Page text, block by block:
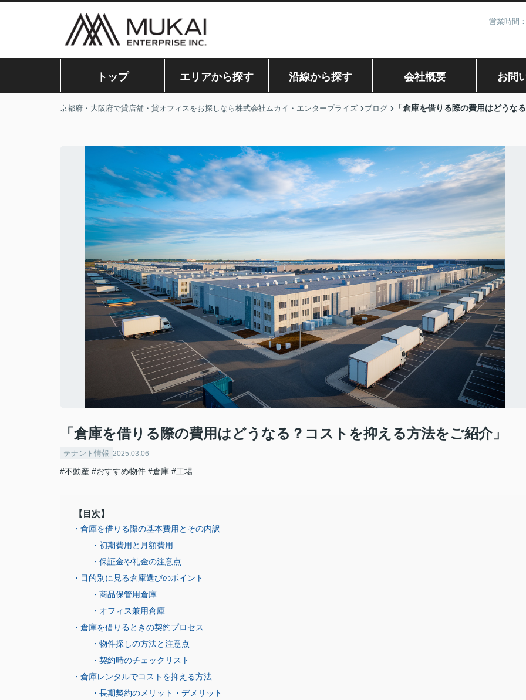
営業時間
トップ エリアから探す 沿線から探す 会社概要 お問
京都府・大阪府で貸店舗・貸オフィスをお探しなら株式会社ムカイ・エンタープライズ ブログ 「倉庫を借りる際の費用はどうな
「倉庫を借りる際の費用はどうなる？コストを抑える方法をご紹介」
テナント情報 2025.03.06
#不動産 #おすすめ物件 #倉庫 #工場
【目次】
・倉庫を借りる際の基本費用とその内訳
・初期費用と月額費用
・保証金や礼金の注意点
・目的別に見る倉庫選びのポイント
・商品保管用倉庫
・オフィス兼用倉庫
・倉庫を借りるときの契約プロセス
・物件探しの方法と注意点
・契約時のチェックリスト
・倉庫レンタルでコストを抑える方法
・長期契約のメリット・デメリット